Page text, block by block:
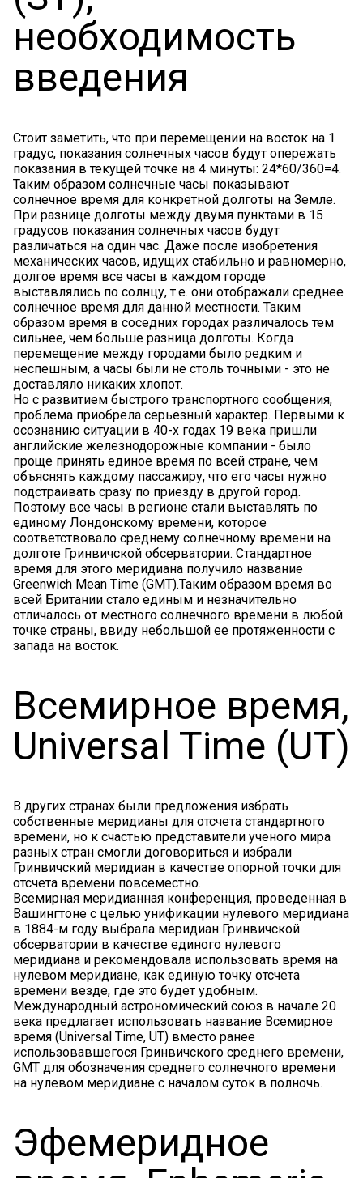
необходимость
введения
Стоит заметить, что при перемещении на восток на 1
градус, показания солнечных часов будут опережать
показания в текущей точке на 4 минуты: 24*60/360=4.
Таким образом солнечные часы показывают
солнечное время для конкретной долготы на Земле.
При разнице долготы между двумя пунктами в 15
градусов показания солнечных часов будут
различаться на один час. Даже после изобретения
механических часов, идущих стабильно и равномерно,
долгое время все часы в каждом городе
выставлялись по солнцу, т.е. они отображали среднее
солнечное время для данной местности. Таким
образом время в соседних городах различалось тем
сильнее, чем больше разница долготы. Когда
перемещение между городами было редким и
неспешным, а часы были не столь точными - это не
доставляло никаких хлопот.
Но с развитием быстрого транспортного сообщения,
проблема приобрела серьезный характер. Первыми к
осознанию ситуации в 40-х годах 19 века пришли
английские железнодорожные компании - было
проще принять единое время по всей стране, чем
объяснять каждому пассажиру, что его часы нужно
подстраивать сразу по приезду в другой город.
Поэтому все часы в регионе стали выставлять по
единому Лондонскому времени, которое
соответствовало среднему солнечному времени на
долготе Гринвичской обсерватории. Cтандартное
время для этого меридиана получило название
Greenwich Mean Time (GMT).Таким образом время во
всей Британии стало единым и незначительно
отличалось от местного солнечного времени в любой
точке страны, ввиду небольшой ее протяженности с
запада на восток.
Всемирное время,
Universal Time (UT)
В других странах были предложения избрать
собственные меридианы для отсчета стандартного
времени, но к счастью представители ученого мира
разных стран смогли договориться и избрали
Гринвичский меридиан в качестве опорной точки для
отсчета времени повсеместно.
Всемирная меридианная конференция, проведенная в
Вашингтоне с целью унификации нулевого меридиана
в 1884-м году выбрала меридиан Гринвичской
обсерватории в качестве единого нулевого
меридиана и рекомендовала использовать время на
нулевом меридиане, как единую точку отсчета
времени везде, где это будет удобным.
Международный астрономический союз в начале 20
века предлагает использовать название Всемирное
время (Universal Time, UT) вместо ранее
использовавшегося Гринвичского среднего времени,
GMT для обозначения среднего солнечного времени
на нулевом меридиане с началом суток в полночь.
Эфемеридное